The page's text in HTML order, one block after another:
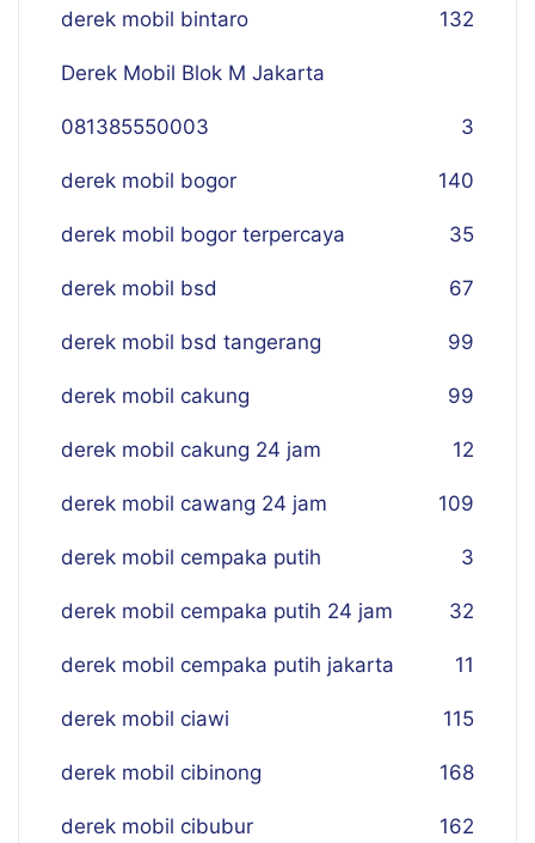
derek mobil bintaro 132
Derek Mobil Blok M Jakarta
081385550003 3
derek mobil bogor 140
derek mobil bogor terpercaya 35
derek mobil bsd 67
derek mobil bsd tangerang 99
derek mobil cakung 99
derek mobil cakung 24 jam 12
derek mobil cawang 24 jam 109
derek mobil cempaka putih 3
derek mobil cempaka putih 24 jam 32
derek mobil cempaka putih jakarta 11
derek mobil ciawi 115
derek mobil cibinong 168
derek mobil cibubur 162